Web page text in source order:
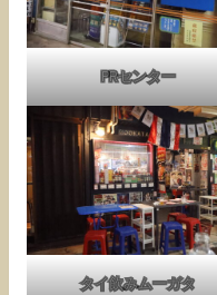
PRセンター
タイ飲みムーガタ